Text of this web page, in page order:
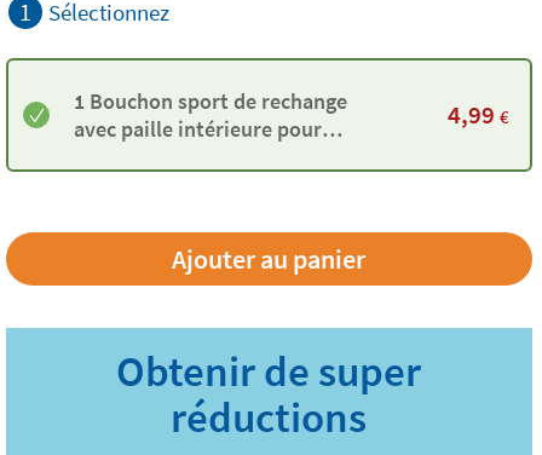
1 Sélectionnez
1 Bouchon sport de rechange
avec paille intérieure pour
4,99 €